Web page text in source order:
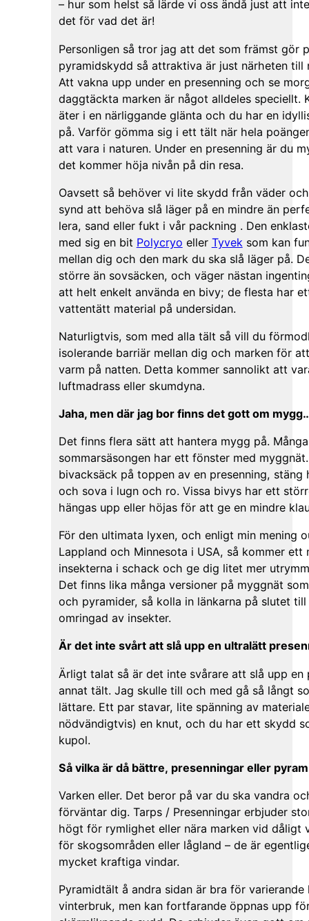
– hur som helst så lärde vi oss ändå just att
det för vad det är!
Personligen så tror jag att det som främst gör
pyramidskydd så attraktiva är just närheten till
Att vakna upp under en presenning och se
daggtäckta marken är något alldeles speciellt.
äter i en närliggande glänta och du har en
på. Varför gömma sig i ett tält när hela
att vara i naturen. Under en presenning är du
det kommer höja nivån på din resa.
Oavsett så behöver vi lite skydd från väder
synd att behöva slå läger på en mindre än
lera, sand eller fukt i vår packning . Den
med sig en bit Polycryo eller Tyvek som kan
mellan dig och den mark du ska slå läger på.
större än sovsäcken, och väger nästan
att helt enkelt använda en bivy; de flesta har
vattentätt material på undersidan.
Naturligtvis, som med alla tält så vill du
isolerande barriär mellan dig och marken för
varm på natten. Detta kommer sannolikt att
luftmadrass eller skumdyna.
Jaha, men där jag bor finns det gott om
Det finns flera sätt att hantera mygg på.
sommarsäsongen har ett fönster med
bivacksäck på toppen av en presenning, stäng
och sova i lugn och ro. Vissa bivys har ett
hängas upp eller höjas för att ge en mindre
För den ultimata lyxen, och enligt min mening
Lappland och Minnesota i USA, så kommer
insekterna i schack och ge dig litet mer
Det finns lika många versioner på myggnät
och pyramider, så kolla in länkarna på slutet
omringad av insekter.
Är det inte svårt att slå upp en ultralätt
Ärligt talat så är det inte svårare att slå upp en
annat tält. Jag skulle till och med gå så långt
lättare. Ett par stavar, lite spänning av
nödvändigtvis) en knut, och du har ett skydd
kupol.
Så vilka är då bättre, presenningar eller
Varken eller. Det beror på var du ska vandra
förväntar dig. Tarps / Presenningar erbjuder
högt för rymlighet eller nära marken vid dåligt
för skogsområden eller lågland – de är
mycket kraftiga vindar.
Pyramidtält å andra sidan är bra för
vinterbruk, men kan fortfarande öppnas upp